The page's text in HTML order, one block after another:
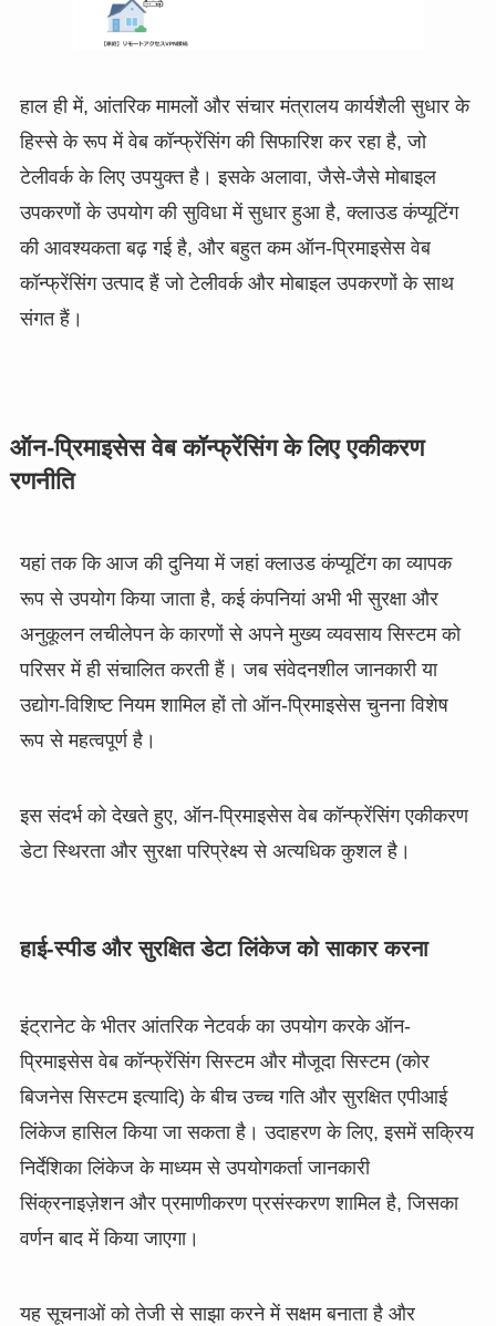
हाल ही में, आंतरिक मामलों और संचार मंत्रालय कार्यशैली सुधार के
हिस्से के रूप में वेब कॉन्फ्रेंसिंग की सिफारिश कर रहा है, जो
टेलीवर्क के लिए उपयुक्त है। इसके अलावा, जैसे-जैसे मोबाइल
उपकरणों के उपयोग की सुविधा में सुधार हुआ है, क्लाउड कंप्यूटिंग
की आवश्यकता बढ़ गई है, और बहुत कम ऑन-प्रिमाइसेस वेब
कॉन्फ्रेंसिंग उत्पाद हैं जो टेलीवर्क और मोबाइल उपकरणों के साथ
संगत हैं।
ऑन-प्रिमाइसेस वेब कॉन्फ्रेंसिंग के लिए एकीकरण
रणनीति
यहां तक कि आज की दुनिया में जहां क्लाउड कंप्यूटिंग का व्यापक
रूप से उपयोग किया जाता है, कई कंपनियां अभी भी सुरक्षा और
अनुकूलन लचीलेपन के कारणों से अपने मुख्य व्यवसाय सिस्टम को
परिसर में ही संचालित करती हैं। जब संवेदनशील जानकारी या
उद्योग-विशिष्ट नियम शामिल हों तो ऑन-प्रिमाइसेस चुनना विशेष
रूप से महत्वपूर्ण है।
इस संदर्भ को देखते हुए, ऑन-प्रिमाइसेस वेब कॉन्फ्रेंसिंग एकीकरण
डेटा स्थिरता और सुरक्षा परिप्रेक्ष्य से अत्यधिक कुशल है।
हाई-स्पीड और सुरक्षित डेटा लिंकेज को साकार करना
इंट्रानेट के भीतर आंतरिक नेटवर्क का उपयोग करके ऑन-
प्रिमाइसेस वेब कॉन्फ्रेंसिंग सिस्टम और मौजूदा सिस्टम (कोर
बिजनेस सिस्टम इत्यादि) के बीच उच्च गति और सुरक्षित एपीआई
लिंकेज हासिल किया जा सकता है। उदाहरण के लिए, इसमें सक्रिय
निर्देशिका लिंकेज के माध्यम से उपयोगकर्ता जानकारी
सिंक्रनाइज़ेशन और प्रमाणीकरण प्रसंस्करण शामिल है, जिसका
वर्णन बाद में किया जाएगा।
यह सूचनाओं को तेजी से साझा करने में सक्षम बनाता है और